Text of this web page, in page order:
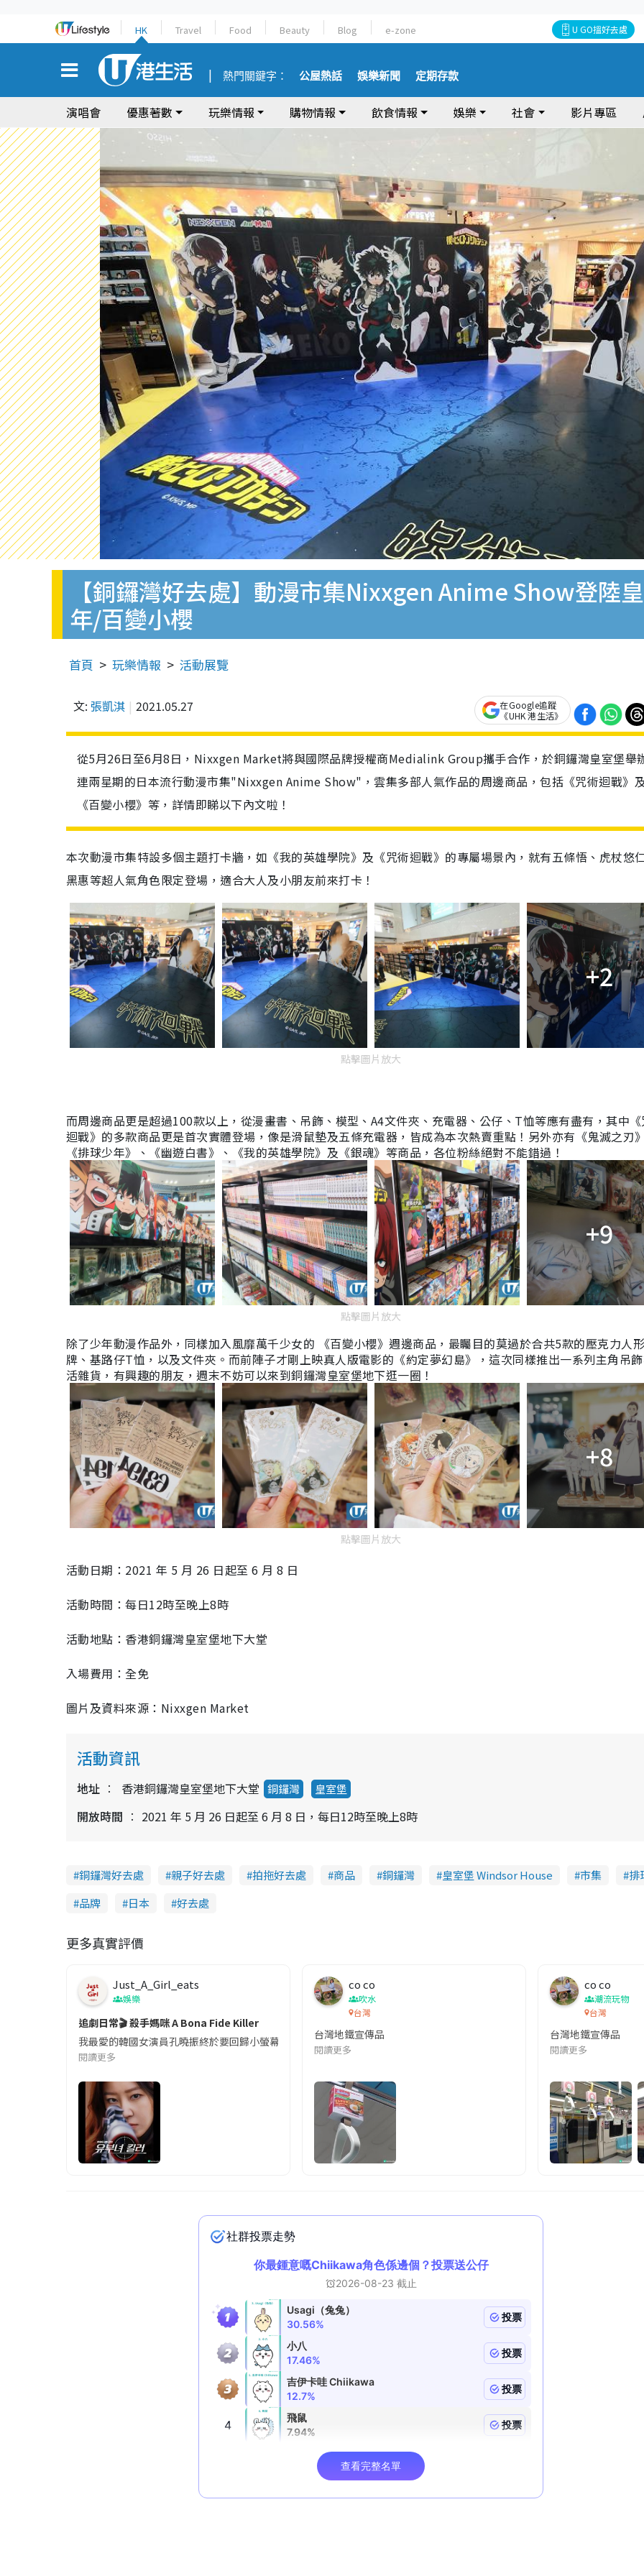
HK Travel Food Beauty Blog e-zone U GO搵好去處
熱門關鍵字： 公屋熱話 娛樂新聞 定期存款
演唱會 優惠著數 玩樂情報 購物情報 飲食情報 娛樂 社會 影片專區
【銅鑼灣好去處】動漫市集Nixxgen Anime Show登陸
年/百變小櫻
首頁 玩樂情報 活動展覽
文: 張凱淇 2021.05.27
在Google追蹤
《UHK 港生活》
從5月26日至6月8日，Nixxgen Market將與國際品牌授權商Medialink Group攜手合作，於銅鑼灣皇室堡舉
連兩星期的日本流行動漫市集"Nixxgen Anime Show"，雲集多部人氣作品的周邊商品，包括《咒術迴戰》
《百變小櫻》等，詳情即睇以下內文啦！
本次動漫市集特設多個主題打卡牆，如《我的英雄學院》及《咒術迴戰》的專屬場景內，就有五條悟、虎杖悠
黑惠等超人氣角色限定登場，適合大人及小朋友前來打卡！
+2
點擊圖片放大
而周邊商品更是超過100款以上，從漫畫書、吊飾、模型、A4文件夾、充電器、公仔、 T恤等應有盡有，其中
迴戰》的多款商品更是首次實體登場，像是滑鼠墊及五條充電器，皆成為本次熱賣重點！另外亦有《鬼滅之刃
《排球少年》、《幽遊白書》、《我的英雄學院》及《銀魂》等商品，各位粉絲絕對不能錯過！
+9
點擊圖片放大
除了少年動漫作品外，同樣加入風靡萬千少女的 《百變小櫻》週邊商品，最矚目的莫過於合共5款的壓克力人
牌、基路仔T恤，以及文件夾。而前陣子才剛上映真人版電影的《約定夢幻島》，這次同樣推出一系列主角吊
活雜貨，有興趣的朋友，週末不妨可以來到銅鑼灣皇室堡地下逛一圈！
+8
點擊圖片放大
活動日期：2021 年 5 月 26 日起至 6 月 8 日
活動時間：每日12時至晚上8時
活動地點：香港銅鑼灣皇室堡地下大堂
入場費用：全免
圖片及資料來源：Nixxgen Market
活動資訊
地址 香港銅鑼灣皇室堡地下大堂 銅鑼灣 皇室堡
開放時間 2021 年 5 月 26 日起至 6 月 8 日，每日12時至晚上8時
銅鑼灣好去處 親子好去處 拍拖好去處 商品 銅鑼灣 皇室堡 Windsor House 市集
排
品牌
日本 好去處
更多真實評價
Just_A_Girl_eats
娛樂
追劇日常🎬 殺手媽咪 A Bona Fide Killer
我最愛的韓國女演員孔曉振終於要回歸小螢幕啦!這次的劇本改編自同名網絡漫畫,故事主軸圍繞女主角柳寶娜 —— 表面上是一
閱讀更多
co co
吹水
台灣
台灣地鐵宣傳品
閱讀更多
co co
潮流玩物
台灣
台灣地鐵宣傳品
閱讀更多